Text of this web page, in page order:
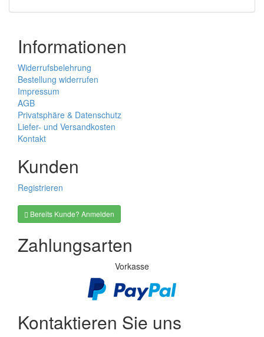
Informationen
Widerrufsbelehrung
Bestellung widerrufen
Impressum
AGB
Privatsphäre & Datenschutz
Liefer- und Versandkosten
Kontakt
Kunden
Registrieren
Bereits Kunde? Anmelden
Zahlungsarten
Vorkasse
Kontaktieren Sie uns